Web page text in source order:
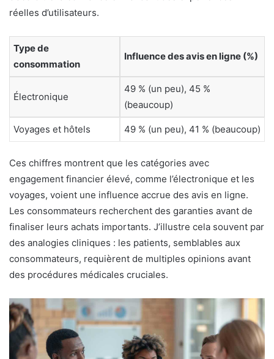
réelles d’utilisateurs.
Type de
consommation
Influence des avis en ligne (%)
Électronique
49 % (un peu), 45 %
(beaucoup)
Voyages et hôtels 49 % (un peu), 41 % (beaucoup)
Ces chiffres montrent que les catégories avec
engagement financier élevé, comme l’électronique et les
voyages, voient une influence accrue des avis en ligne.
Les consommateurs recherchent des garanties avant de
finaliser leurs achats importants. J’illustre cela souvent par
des analogies cliniques : les patients, semblables aux
consommateurs, requièrent de multiples opinions avant
des procédures médicales cruciales.